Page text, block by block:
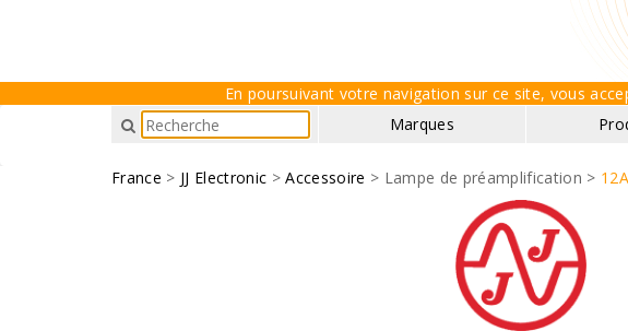
En poursuivant votre navigation sur ce site, vous
Marques
France > JJ Electronic >Accessoire > Lampe de préamplification >